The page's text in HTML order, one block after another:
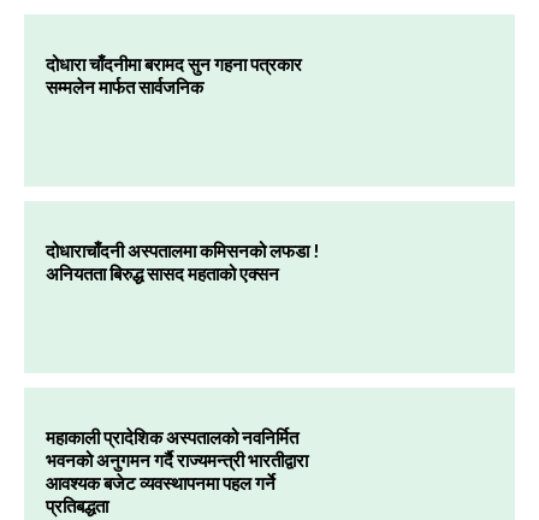
दोधारा चाँदनीमा बरामद सुन गहना पत्रकार
सम्मलेन मार्फत सार्वजनिक
दोधाराचाँदनी अस्पतालमा कमिसनको लफडा !
अनियतता बिरुद्ध सासद महताको एक्सन
महाकाली प्रादेशिक अस्पतालको नवनिर्मित
भवनको अनुगमन गर्दै राज्यमन्त्री भारतीद्वारा
आवश्यक बजेट व्यवस्थापनमा पहल गर्ने
प्रतिबद्धता